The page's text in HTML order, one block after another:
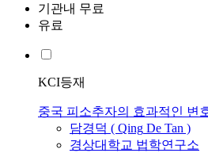
기관내 무료
유료
KCI등재
중국 피소추자의 효과적인 변
담경덕 ( Qing De Tan )
경상대학교 법학연구소